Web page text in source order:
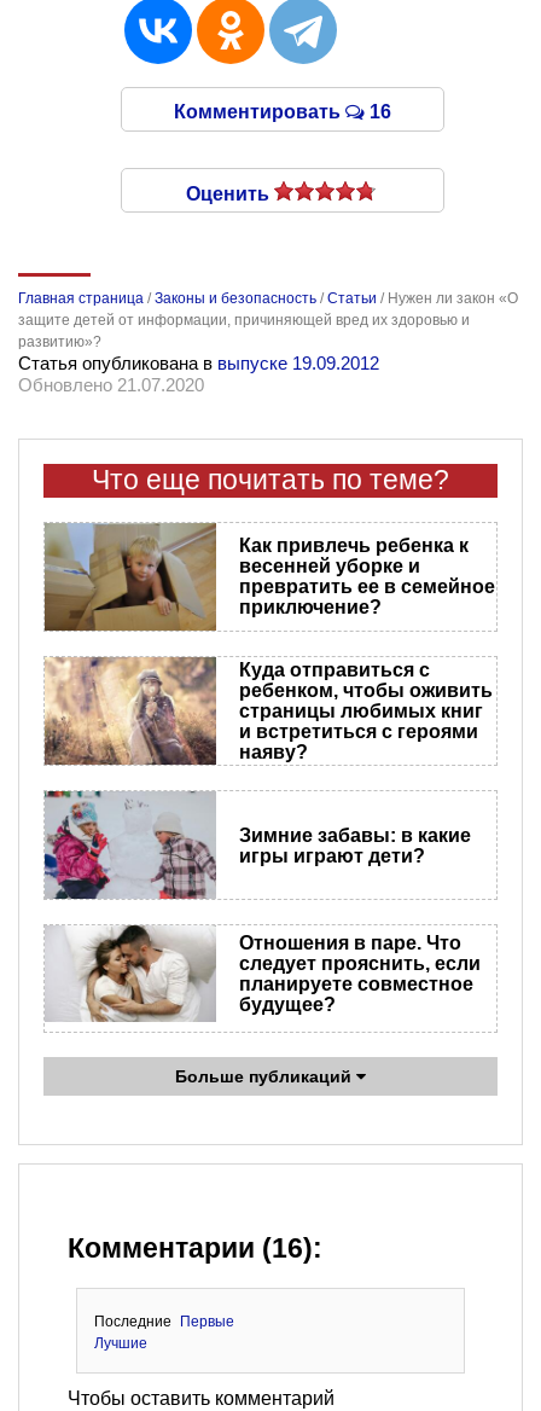
Комментировать 16
Оценить
Главная страница /Законы и безопасность /Статьи / Нужен ли закон «О
защите детей от информации, причиняющей вред их здоровью и
развитию»?
Статья опубликована в выпуске 19.09.2012
Обновлено 21.07.2020
Что еще почитать по теме?
Как привлечь ребенка к
весенней уборке и
превратить ее в семейное
приключение?
Куда отправиться с
ребенком, чтобы оживить
страницы любимых книг
и встретиться с героями
наяву?
Зимние забавы: в какие
игры играют дети?
Отношения в паре. Что
следует прояснить, если
планируете совместное
будущее?
Больше публикаций
Комментарии (16):
Последние
Первые
Лучшие
Чтобы оставить комментарий